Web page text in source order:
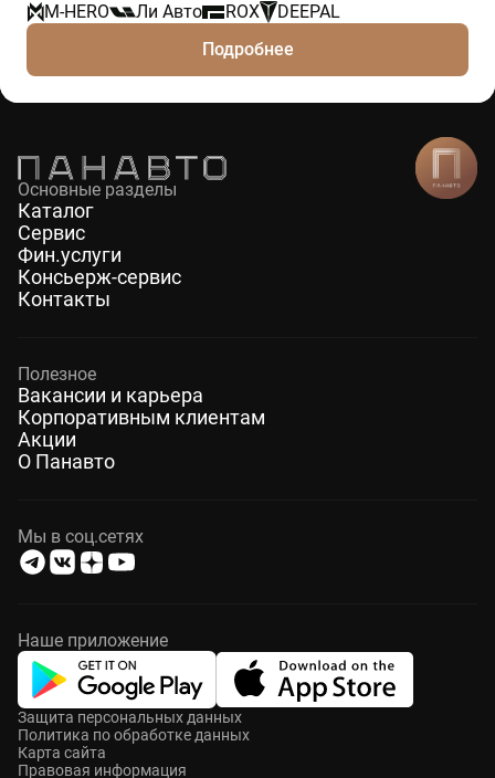
M-HERO
Ли Авто ROX
DEEPAL
Подробнее
Основные разделы
Каталог
Сервис
Фин.услуги
Консьерж-сервис
Контакты
Полезное
Вакансии и карьера
Корпоративным клиентам
Акции
О Панавто
Мы в соц.сетях
Наше приложение
Защита персональных данных
Политика по обработке данных
Карта сайта
Правовая информация